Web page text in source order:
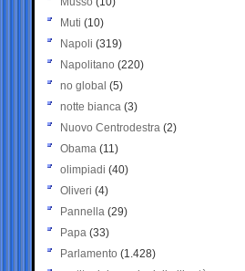
Muti (10)
Napoli (319)
Napolitano (220)
no global (5)
notte bianca (3)
Nuovo Centrodestra (2)
Obama (11)
olimpiadi (40)
Oliveri (4)
Pannella (29)
Papa (33)
Parlamento (1.428)